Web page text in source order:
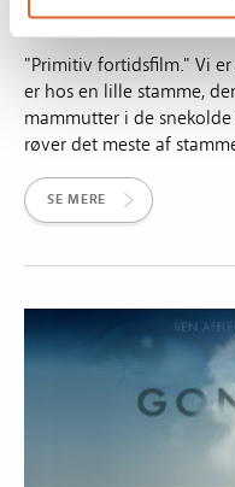
10.000 B.C.
"Primitiv fortidsfilm." Vi
er hos en lille stamme,
mammutter i de
røver det meste af
SE MERE